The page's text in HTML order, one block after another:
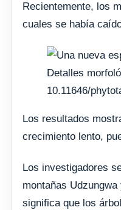
Recientemente, los
cuales se había
Detalles
10.11646/
Los resultados
crecimiento lento,
Los investigadores
montañas
significa que los